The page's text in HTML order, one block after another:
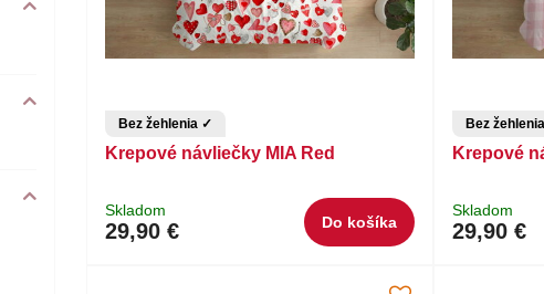
Bez žehlenia ✓
Krepové návliečky MIA Red
Skladom
29,90 € Do košíka
Bez
Krepové
Skladom
29,90 €